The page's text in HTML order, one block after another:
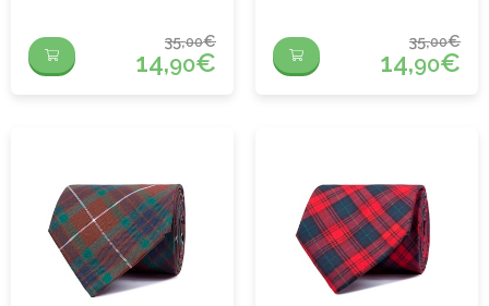
35,00€
14,90€
35,00€
14,90€